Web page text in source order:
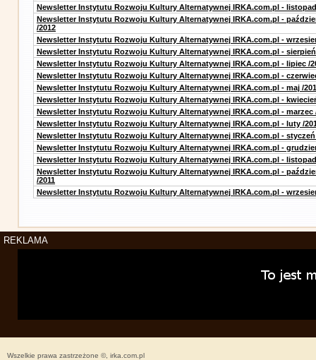
Newsletter Instytutu Rozwoju Kultury Alternatywnej IRKA.com.pl - listopad
Newsletter Instytutu Rozwoju Kultury Alternatywnej IRKA.com.pl -
/2012
Newsletter Instytutu Rozwoju Kultury Alternatywnej IRKA.com.pl -
Newsletter Instytutu Rozwoju Kultury Alternatywnej IRKA.com.pl - sierpień
Newsletter Instytutu Rozwoju Kultury Alternatywnej IRKA.com.pl - lipiec /
Newsletter Instytutu Rozwoju Kultury Alternatywnej IRKA.com.pl -
Newsletter Instytutu Rozwoju Kultury Alternatywnej IRKA.com.pl - maj /
Newsletter Instytutu Rozwoju Kultury Alternatywnej IRKA.com.pl -
Newsletter Instytutu Rozwoju Kultury Alternatywnej IRKA.com.pl - marzec
Newsletter Instytutu Rozwoju Kultury Alternatywnej IRKA.com.pl - luty /
Newsletter Instytutu Rozwoju Kultury Alternatywnej IRKA.com.pl - styczeń
Newsletter Instytutu Rozwoju Kultury Alternatywnej IRKA.com.pl -
Newsletter Instytutu Rozwoju Kultury Alternatywnej IRKA.com.pl - listopad
Newsletter Instytutu Rozwoju Kultury Alternatywnej IRKA.com.pl -
/2011
Newsletter Instytutu Rozwoju Kultury Alternatywnej IRKA.com.pl -
REKLAMA
Wszelkie prawa zastrzeżone ©, irka.com.pl